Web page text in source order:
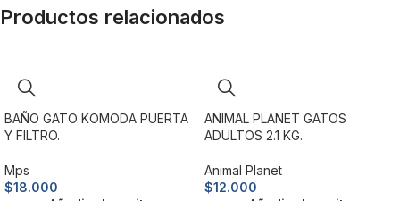
Productos relacionados
BAÑO GATO KOMODA PUERTA
Y FILTRO.
Mps
$18.000
ANIMAL PLANET GATOS
ADULTOS 2.1 KG.
Animal Planet
$12.000